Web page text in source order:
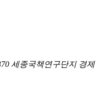
세종국책연구단지 경제